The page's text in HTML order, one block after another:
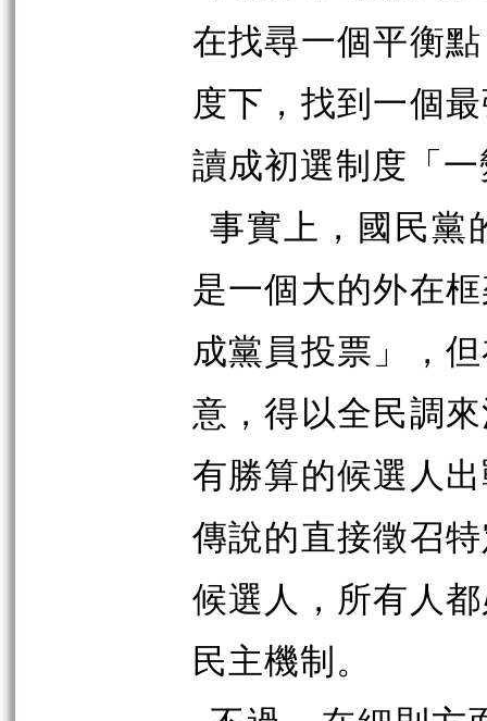
在找尋一個平衡
度下，找到一個
讀成初選制度「
事實上，國民黨
是一個大的外在
成黨員投票」，
意，得以全民調
有勝算的候選人
傳說的直接徵召
候選人，所有人
民主機制。